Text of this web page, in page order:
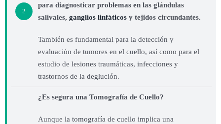
2
para diagnosticar problemas en las glándulas
salivales, ganglios linfáticosy tejidos circundantes.
También es fundamental para la detección y
evaluación de tumores en el cuello, así como para el
estudio de lesiones traumáticas, infecciones y
trastornos de la deglución.
¿Es segura una Tomografía de Cuello?
Aunque la tomografía de cuello implica una